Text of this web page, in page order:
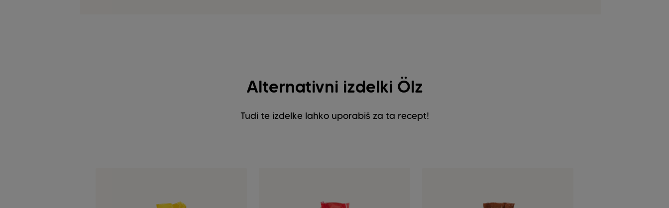
Alternativni izdelki Ölz
Tudi te izdelke lahko uporabiš za ta recept!